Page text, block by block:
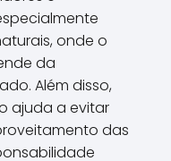
onde o
da
Além disso,
ajuda a evitar
das